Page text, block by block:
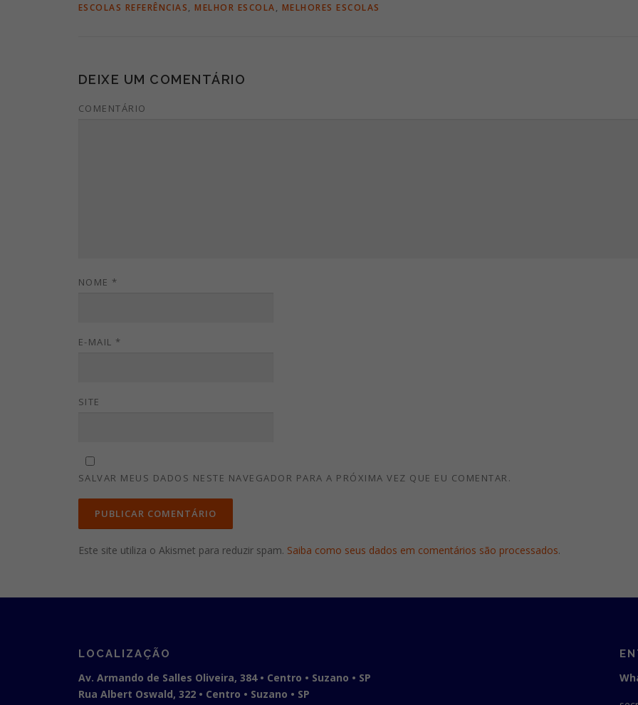
ESCOLAS REFERÊNCIAS, MELHOR ESCOLA, MELHORES ESCOLAS
DEIXE UM COMENTÁRIO
COMENTÁRIO
NOME *
E-MAIL *
SITE
SALVAR MEUS DADOS NESTE NAVEGADOR PARA A PRÓXIMA VEZ QUE EU COMENTAR.
Este site utiliza o Akismet para reduzir spam. Saiba como seus dados em comentários são processados.
LOCALIZAÇÃO
Av. Armando de Salles Oliveira, 384 • Centro • Suzano • SP
Rua Albert Oswald, 322 • Centro • Suzano • SP